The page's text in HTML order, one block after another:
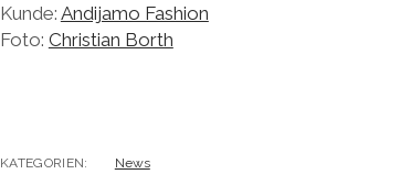
Kunde: Andijamo Fashion
Foto: Christian Borth
KATEGORIEN: News